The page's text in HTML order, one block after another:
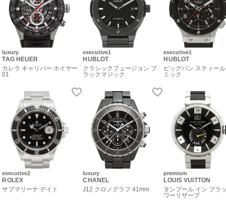
luxury
TAG HEUER
カレラ キャリバー ホイヤー
01
executive2
ROLEX
サブマリーナ デイト
executive1
HUBLOT
クラシックフュージョン ブ
ラックマジック
luxury
CHANEL
J12 クロノグラフ 41mm
executive1
HUBLOT
ビッグバン スティー
ミック
premium
LOUIS VUITTON
タンブール イン ブラ
ワーリザーブ